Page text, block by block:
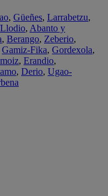
, Güeñes, Larrabetzu,
, Abanto y
, Berango, Zeberio,
Gamiz-Fika, Gordexola,
, Erandio,
, Derio, Ugao-